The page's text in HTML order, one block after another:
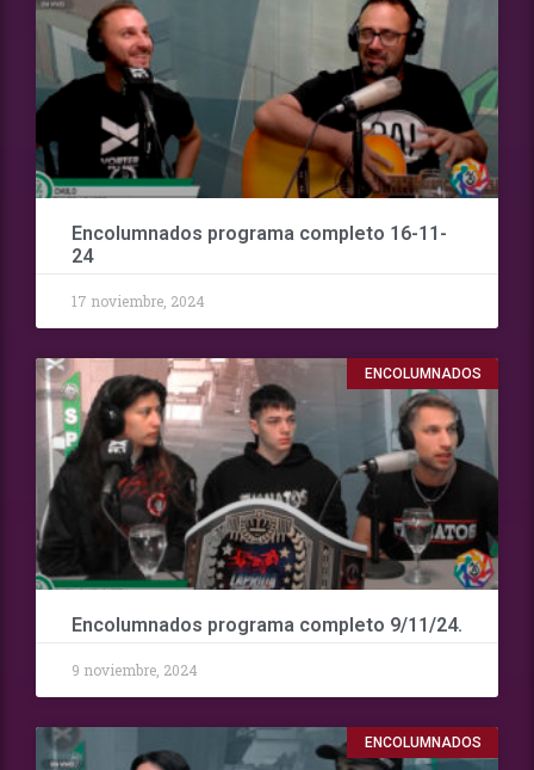
Encolumnados programa completo 16-11-
24
17 noviembre, 2024
ENCOLUMNADOS
Encolumnados programa completo 9/11/24.
9 noviembre, 2024
ENCOLUMNADOS